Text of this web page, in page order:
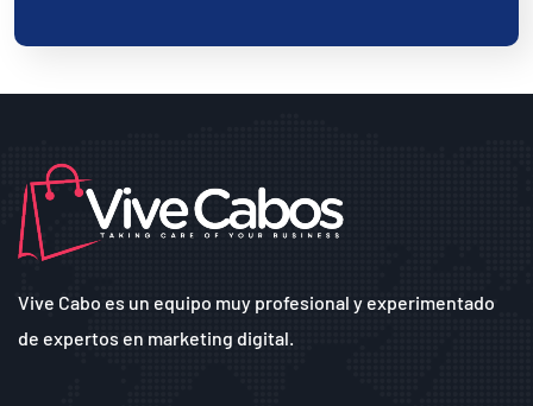
Vive Cabo es un equipo muy profesional y experimentado
de expertos en marketing digital.